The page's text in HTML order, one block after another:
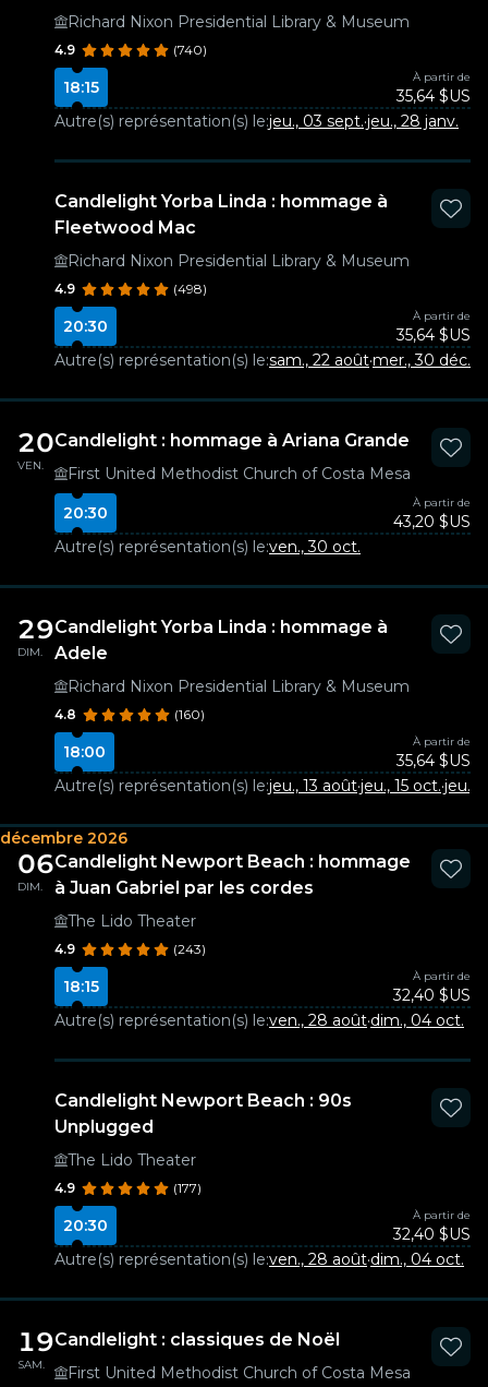
Richard Nixon Presidential Library & Museum
4.9 (740)
18:15
À partir de
35,64 $US
Autre(s) représentation(s) le:jeu., 03 sept.·jeu., 28 janv.
Candlelight Yorba Linda : hommage à
Fleetwood Mac
Richard Nixon Presidential Library & Museum
4.9 (498)
20:30
À partir de
35,64 $US
Autre(s) représentation(s) le:sam., 22 août·mer., 30 déc.
20
VEN.
Candlelight : hommage à Ariana Grande
First United Methodist Church of Costa Mesa
20:30
À partir de
43,20 $US
Autre(s) représentation(s) le:ven., 30 oct.
29
DIM.
Candlelight Yorba Linda : hommage à
Adele
Richard Nixon Presidential Library & Museum
4.8 (160)
18:00
À partir de
35,64 $US
Autre(s) représentation(s) le:jeu., 13 août·jeu., 15 oct.·jeu.,
décembre 2026
06
DIM.
Candlelight Newport Beach : hommage
à Juan Gabriel par les cordes
The Lido Theater
4.9 (243)
18:15
À partir de
32,40 $US
Autre(s) représentation(s) le:ven., 28 août·dim., 04 oct.
Candlelight Newport Beach : 90s
Unplugged
The Lido Theater
4.9 (177)
20:30
À partir de
32,40 $US
Autre(s) représentation(s) le:ven., 28 août·dim., 04 oct.
19
SAM.
Candlelight : classiques de Noël
First United Methodist Church of Costa Mesa